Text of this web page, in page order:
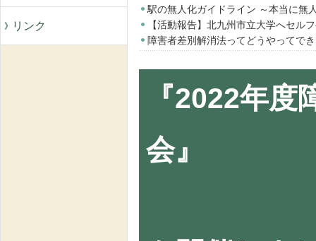
リンク
駅の無人化ガイドライン ～本当に無
【活動報告】北九州市立大学へセル
障害者差別解消法ってどうやってで
『2022年
会』